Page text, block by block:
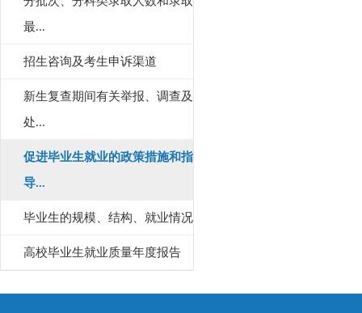
最...
招生咨询及考生申诉渠道
新生复查期间有关举报、调查及
处...
促进毕业生就业的政策措施和指
导...
毕业生的规模、结构、就业情况
高校毕业生就业质量年度报告